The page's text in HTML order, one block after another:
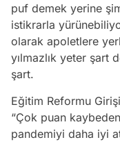
puf demek yerine
istikrarla
olarak apoletlere
yılmazlık yeter şart
şart.
Eğitim Reformu
“Çok puan
pandemiyi daha iyi